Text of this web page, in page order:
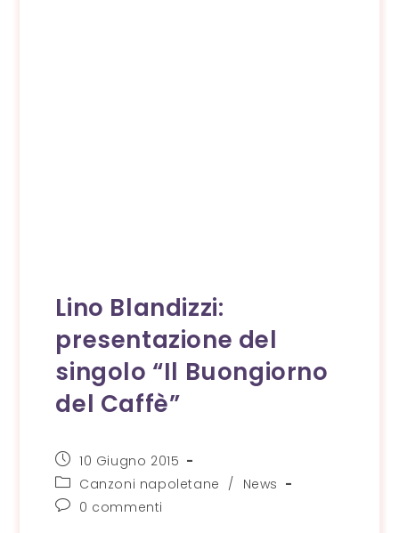
Lino Blandizzi:
presentazione del
singolo “Il Buongiorno
del Caffè”
Articolo
pubblicato:
10 Giugno 2015
Categoria
dell'articolo:
Canzoni napoletane /
News
Commenti
0 commenti